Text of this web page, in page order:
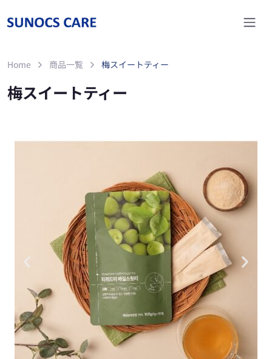
Home 商品一覧 梅スイートティー
梅スイートティー